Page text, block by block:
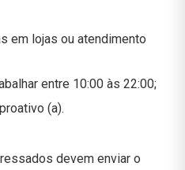
em lojas ou atendimento
entre 10:00 às 22:00;
(a).
devem enviar o